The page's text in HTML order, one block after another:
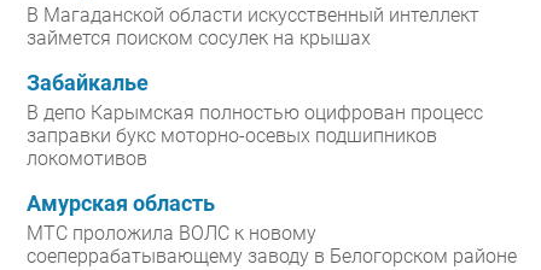
В Магаданской области искусственный интеллект
займется поиском сосулек на крышах
Забайкалье
В депо Карымская полностью оцифрован процесс
заправки букс моторно-осевых подшипников
локомотивов
Амурская область
МТС проложила ВОЛС к новому
соеперрабатывающему заводу в Белогорском районе